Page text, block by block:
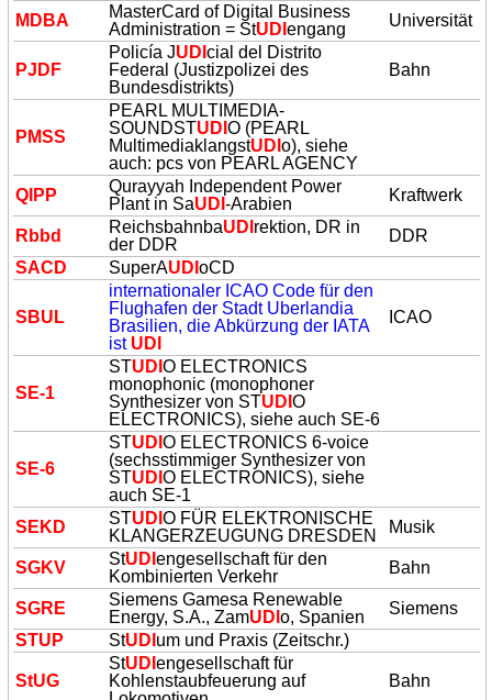
MDBA
MasterCard of Digital Business
Administration = StUDIengang Universität
PJDF
Policía JUDIcial del Distrito
Federal (Justizpolizei des
Bundesdistrikts)
Bahn
PMSS
PEARL MULTIMEDIA-
SOUNDSTUDIO (PEARL
MultimediaklangstUDIo), siehe
auch: pcs von PEARL AGENCY
QIPP
Qurayyah Independent Power
Plant in SaUDI-Arabien Kraftwerk
Rbbd ReichsbahnbaUDI rektion, DR in
der DDR
DDR
SACD
SuperAUDIoCD
SBUL
internationaler ICAO Code für den
Flughafen der Stadt Uberlandia
Brasilien, die Abkürzung der IATA
ist UDI
ICAO
SE-1
STUDIO ELECTRONICS
monophonic (monophoner
Synthesizer von STUDIO
ELECTRONICS), siehe auch SE-6
SE-6
STUDIO ELECTRONICS 6-voice
(sechsstimmiger Synthesizer von
STUDIO ELECTRONICS), siehe
auch SE-1
SEKD
STUDIO FÜR ELEKTRONISCHE
KLANGERZEUGUNG DRESDEN
Musik
SGKV StUDIengesellschaft für den
Kombinierten Verkehr
Bahn
SGRE
Siemens Gamesa Renewable
Energy, S.A., ZamUDIo, Spanien
Siemens
STUP
StUDI um und Praxis (Zeitschr.)
StUG
StUDIengesellschaft für
Kohlenstaubfeuerung auf
Bahn